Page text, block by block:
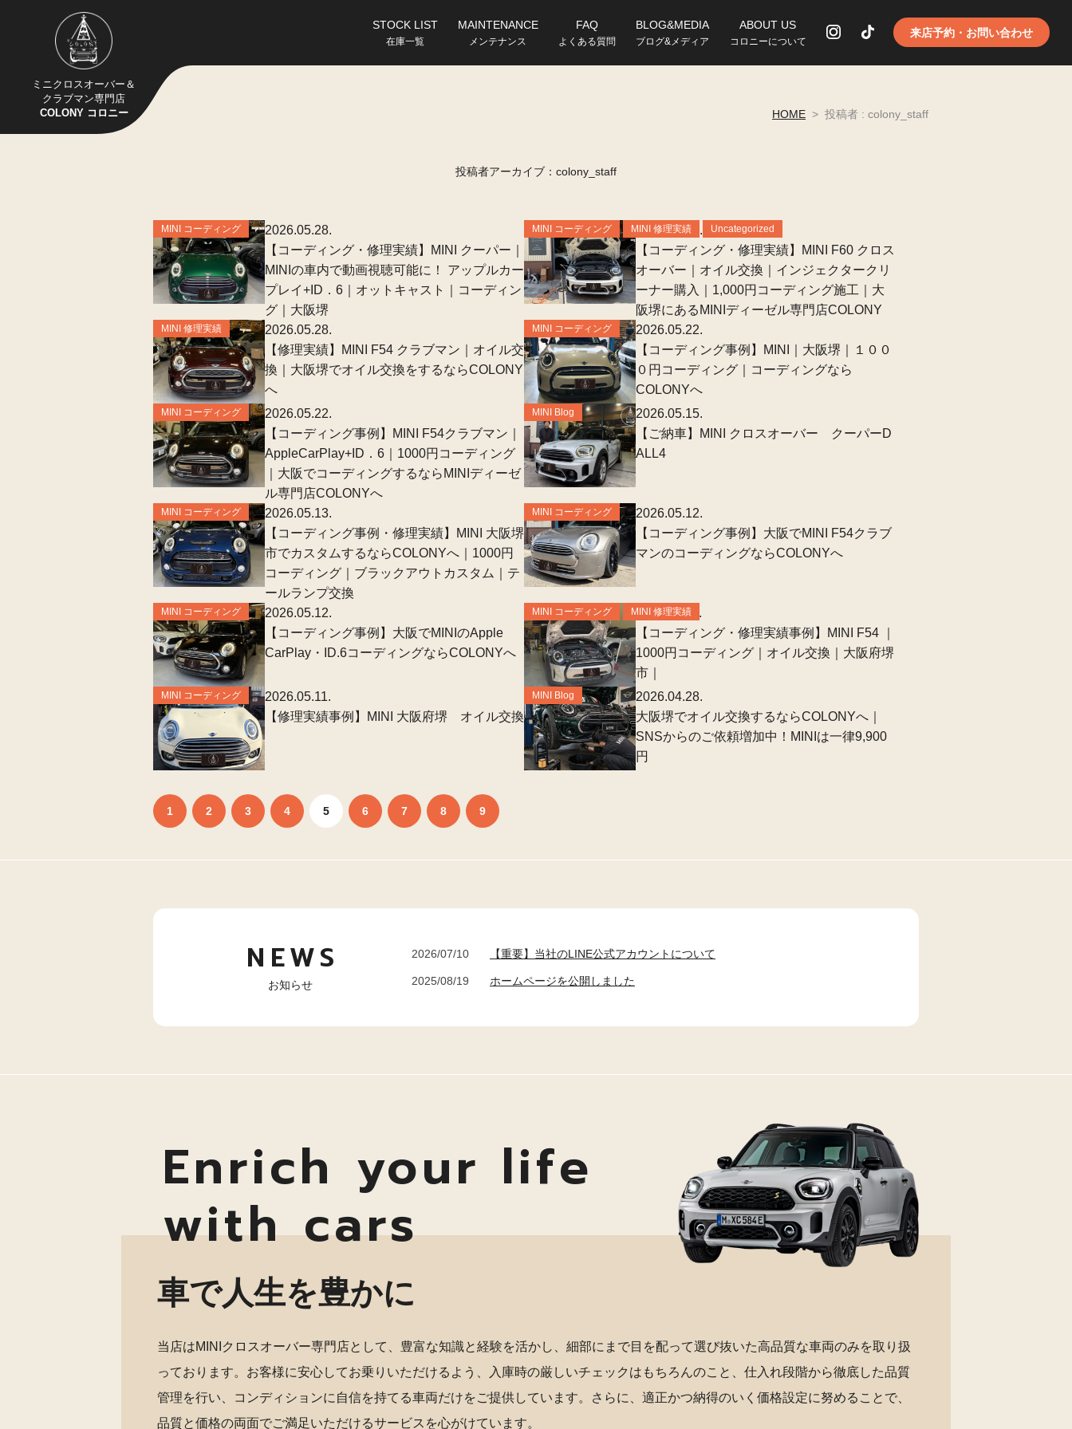
ミニクロスオーバー＆
クラブマン専門店
COLONY コロニー
STOCK LIST
在庫一覧
MAINTENANCE
メンテナンス
FAQ
よくある質問
BLOG&MEDIA
ブログ&メディア
ABOUT US
コロニーについて
来店予約・お問い合わせ
HOME > 投稿者 : colony_staff
投稿者アーカイブ：colony_staff
MINI コーディング
2026.05.28.
【コーディング・修理実績】MINI クーパー｜
MINIの車内で動画視聴可能に！ アップルカー
プレイ+ID．6｜オットキャスト｜コーディン
グ｜大阪堺
MINI コーディング MINI 修理実績 Uncategorized
2026.05.28.
【コーディング・修理実績】MINI F60 クロス
オーバー｜オイル交換｜インジェクタークリ
ーナー購入｜1,000円コーディング施工｜大
阪堺にあるMINIディーゼル専門店COLONY
MINI 修理実績
2026.05.28.
【修理実績】MINI F54 クラブマン｜オイル交
換｜大阪堺でオイル交換をするならCOLONY
へ
MINI コーディング
2026.05.22.
【コーディング事例】MINI｜大阪堺｜１００
０円コーディング｜コーディングなら
COLONYへ
MINI コーディング
2026.05.22.
【コーディング事例】MINI F54クラブマン｜
AppleCarPlay+ID．6｜1000円コーディング
｜大阪でコーディングするならMINIディーゼ
ル専門店COLONYへ
MINI Blog
2026.05.15.
【ご納車】MINI クロスオーバー クーパーD
ALL4
MINI コーディング
2026.05.13.
【コーディング事例・修理実績】MINI 大阪堺
市でカスタムするならCOLONYへ｜1000円
コーディング｜ブラックアウトカスタム｜テ
ールランプ交換
MINI コーディング
2026.05.12.
【コーディング事例】大阪でMINI F54クラブ
マンのコーディングならCOLONYへ
MINI コーディング
2026.05.12.
【コーディング事例】大阪でMINIのApple
CarPlay・ID.6コーディングならCOLONYへ
MINI コーディング MINI 修理実績
2026.05.11.
【コーディング・修理実績事例】MINI F54 ｜
1000円コーディング｜オイル交換｜大阪府堺
市｜
MINI コーディング
2026.05.11.
【修理実績事例】MINI 大阪府堺 オイル交換
MINI Blog
2026.04.28.
大阪堺でオイル交換するならCOLONYへ｜
SNSからのご依頼増加中！MINIは一律9,900
円
1 2 3 4 5 6 7 8 9
NEWS
お知らせ
2026/07/10 【重要】当社のLINE公式アカウントについて
2025/08/19 ホームページを公開しました
Enrich your life
with cars
車で人生を豊かに
当店はMINIクロスオーバー専門店として、豊富な知識と経験を活かし、細部にまで目を配って選び抜いた高品質な車両のみを取り扱
っております。お客様に安心してお乗りいただけるよう、入庫時の厳しいチェックはもちろんのこと、仕入れ段階から徹底した品質
管理を行い、コンディションに自信を持てる車両だけをご提供しています。さらに、適正かつ納得のいく価格設定に努めることで、
品質と価格の両面でご満足いただけるサービスを心がけています。